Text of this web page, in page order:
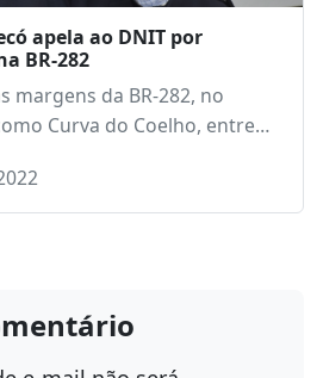
apela ao DNIT por
BR-282
margens da BR-282, no